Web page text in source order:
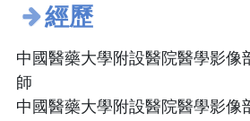
經歷
中國醫藥大學附設醫院醫學影像
師
中國醫藥大學附設醫院醫學影像